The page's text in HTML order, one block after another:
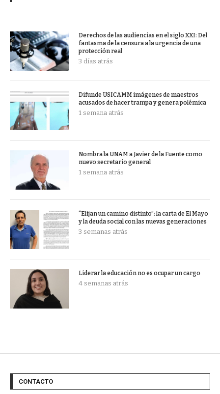
Derechos de las audiencias en el siglo XXI: Del
fantasma de la censura a la urgencia de una
protección real
3 días atrás
Difunde USICAMM imágenes de maestros
acusados de hacer trampa y genera polémica
1 semana atrás
Nombra la UNAM a Javier de la Fuente como
nuevo secretario general
1 semana atrás
“Elijan un camino distinto”: la carta de El Mayo
y la deuda social con las nuevas generaciones
3 semanas atrás
Liderar la educación no es ocupar un cargo
4 semanas atrás
CONTACTO